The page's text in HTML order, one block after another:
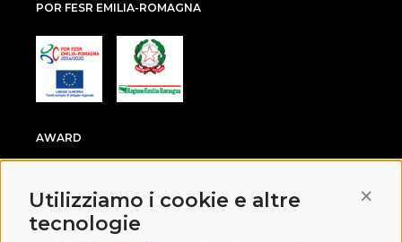
Utilizziamo i cookie e altre
tecnologie
POR FESR EMILIA-ROMAGNA
AWARD